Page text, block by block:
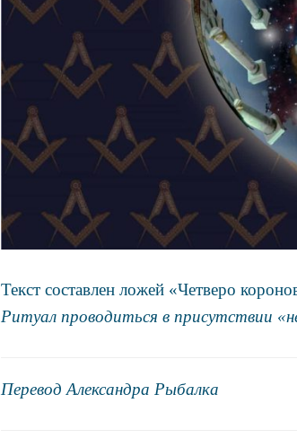
Текст составлен ложей «Четверо
Ритуал проводиться в присутствии
Перевод Александра Рыбалка